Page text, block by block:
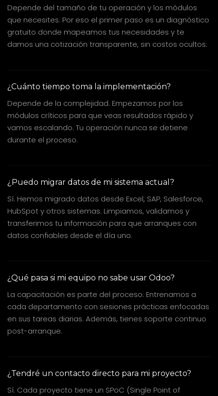
Depende del tamaño de tu operación y los módulos
que necesites. Por eso el primer paso es un diagnóstico
gratuito donde mapeamos tus necesidades y te
damos una cotización transparente, sin costos ocultos.
¿Cuánto tiempo toma la implementación?
Depende de la complejidad. Empezamos por los
módulos críticos para que veas resultados rápido y
vamos escalando. Tu operación nunca se detiene
durante el proceso.
¿Puedo migrar datos de mi sistema actual?
Sí. Hemos migrado datos desde Excel, SAP, Salesforce,
HubSpot y otros sistemas. Limpiamos, validamos y
transferimos tu información para que arranques con
datos confiables desde el día uno.
¿Qué pasa si mi equipo no sabe usar Odoo?
La capacitación es parte del proceso. Entrenamos a
cada departamento con sesiones prácticas enfocadas
en sus tareas diarias. Además, tienes soporte continuo
post-arranque.
¿Tendré un contacto directo para mi proyecto?
Sí. Cada proyecto tiene un SPoC (Single Point of